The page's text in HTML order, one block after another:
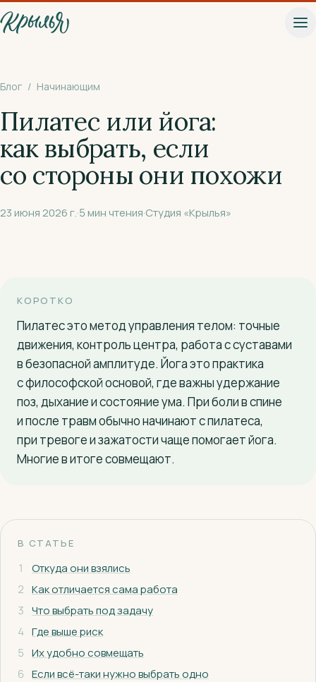
К основному содержанию
+7 (927) 126-77-55
Блог / Начинающим
Пилатес или йога:
как выбрать, если
со стороны они похожи
23 июня 2026 г.·5мин чтения·Студия «Крылья»
КОРОТКО
Пилатес это метод управления телом: точные
движения, контроль центра, работа с суставами
в безопасной амплитуде. Йога это практика
с философской основой, где важны удержание
поз, дыхание и состояние ума. При боли в спине
и после травм обычно начинают с пилатеса,
при тревоге и зажатости чаще помогает йога.
Многие в итоге совмещают.
В СТАТЬЕ
1
Откуда они взялись
2 Как отличается сама работа
3 Что выбрать под задачу
4 Где выше риск
5 Их удобно совмещать
6 Если всё-таки нужно выбрать одно